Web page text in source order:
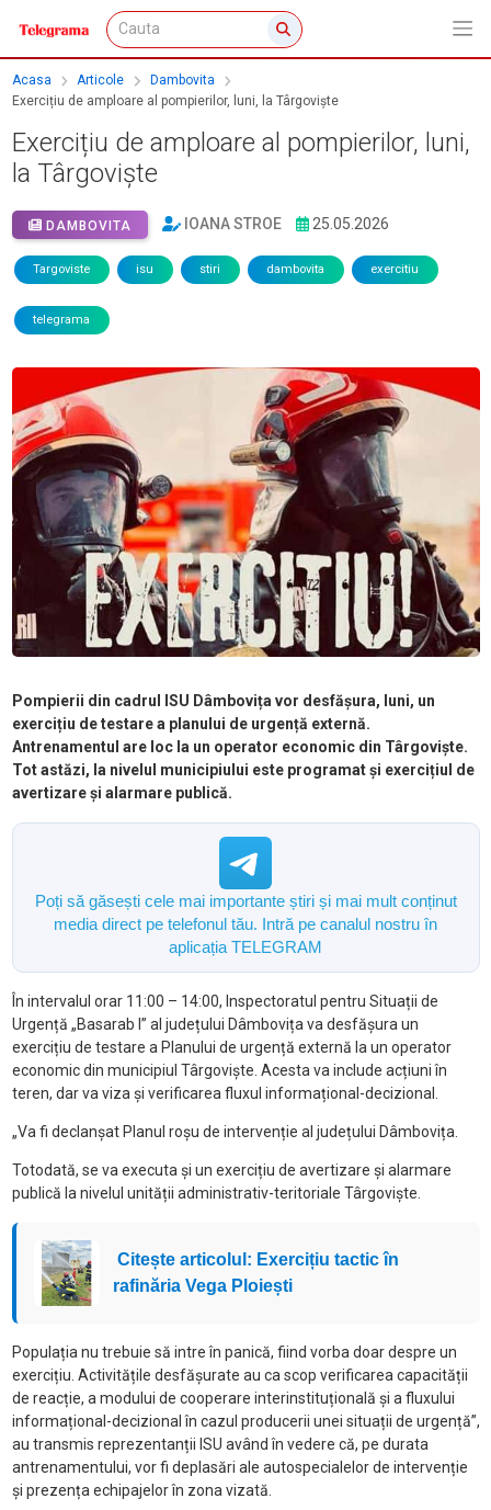
Acasa Articole
Dambovita
Exercițiu de amploare al pompierilor, luni, la Târgoviște
Exercițiu de amploare al pompierilor, luni,
la Târgoviște
DAMBOVITA IOANA STROE 25.05.2026
Targoviste isu stiri dambovita exercitiu
telegrama
Pompierii din cadrul ISU Dâmbovița vor desfășura, luni, un
exercițiu de testare a planului de urgență externă.
Antrenamentul are loc la un operator economic din Târgoviște.
Tot astăzi, la nivelul municipiului este programat și exercițiul de
avertizare și alarmare publică.
Poți să găsești cele mai importante știri și mai mult conținut
media direct pe telefonul tău. Intră pe canalul nostru în
aplicația TELEGRAM
În intervalul orar 11:00 – 14:00, Inspectoratul pentru Situații de
Urgență „Basarab I” al județului Dâmbovița va desfășura un
exercițiu de testare a Planului de urgență externă la un operator
economic din municipiul Târgoviște. Acesta va include acțiuni în
teren, dar va viza și verificarea fluxul informațional-decizional.
„Va fi declanșat Planul roșu de intervenție al județului Dâmbovița.
Totodată, se va executa și un exercițiu de avertizare și alarmare
publică la nivelul unității administrativ-teritoriale Târgoviște.
Citește articolul: Exercițiu tactic în
rafinăria Vega Ploiești
Populația nu trebuie să intre în panică, fiind vorba doar despre un
exercițiu. Activitățile desfășurate au ca scop verificarea capacității
de reacție, a modului de cooperare interinstituțională și a fluxului
informațional-decizional în cazul producerii unei situații de urgență”,
au transmis reprezentanții ISU având în vedere că, pe durata
antrenamentului, vor fi deplasări ale autospecialelor de intervenție
și prezența echipajelor în zona vizată.